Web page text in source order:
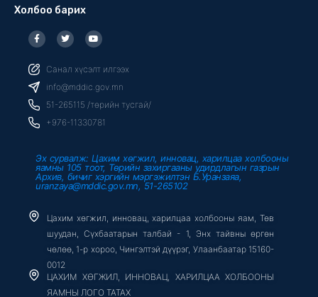
Холбоо барих
F
a
c
b
o
o
k
f
T
w
i
t
r
Y
o
u
u
e
Санал хүсэлт илгээх
info@mddic.gov.mn
51-265115 /төрийн тусгай/
+976-11330781
Эх сурвалж: Цахим хөгжил, инновац, харилцаа холбооны
яамны 105 тоот, Төрийн захиргааны удирдлагын газрын
Архив, бичиг хэргийн мэргэжилтэн Б.Уранзаяа,
uranzaya@mddic.gov.mn, 51-265102
Цахим хөгжил, инновац, харилцаа холбооны яам, Төв
шуудан, Сүхбаатарын талбай - 1, Энх тайвны өргөн
чөлөө, 1-р хороо, Чингэлтэй дүүрэг, Улаанбаатар 15160-
0012
ЦАХИМ ХӨГЖИЛ, ИННОВАЦ, ХАРИЛЦАА ХОЛБООНЫ
ЯАМНЫ ЛОГО ТАТАХ